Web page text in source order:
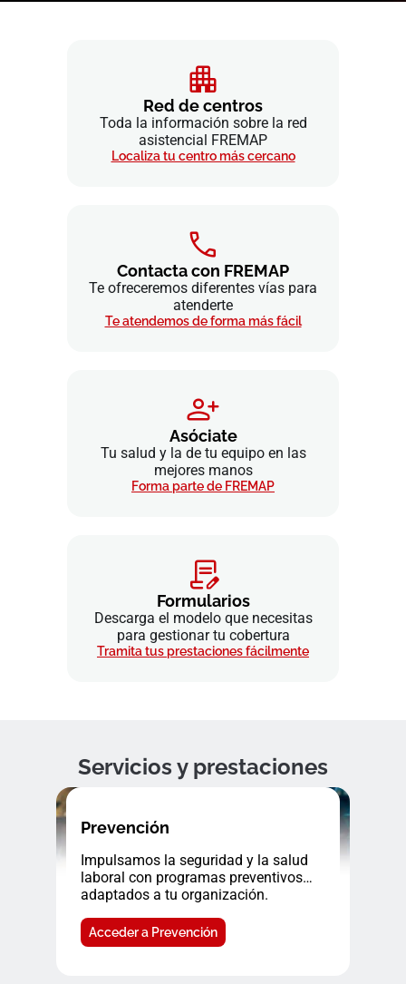
Red de centros
Toda la información sobre la red
asistencial FREMAP
Localiza tu centro más cercano
Contacta con FREMAP
Te ofreceremos diferentes vías para
atenderte
Te atendemos de forma más fácil
Asóciate
Tu salud y la de tu equipo en las
mejores manos
Forma parte de FREMAP
Formularios
Descarga el modelo que necesitas
para gestionar tu cobertura
Tramita tus prestaciones fácilmente
Servicios y prestaciones
Prevención
Impulsamos la seguridad y la salud
laboral con programas preventivos
adaptados a tu organización.
Acceder a Prevención